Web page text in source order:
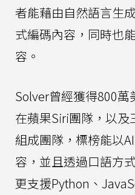
者能藉由自然語言生
式編碼內容，同時也
容。
Solver曾經獲得800
在蘋果Siri團隊，以及
組成團隊，標榜能以
容，並且透過口語方
更支援Python、